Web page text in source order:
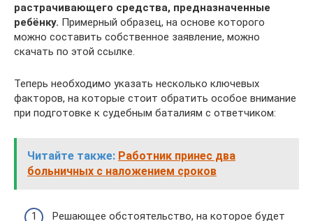
растрачивающего средства, предназначенные
ребёнку. Примерный образец, на основе которого
можно составить собственное заявление, можно
скачать по этой ссылке.
Теперь необходимо указать несколько ключевых
факторов, на которые стоит обратить особое внимание
при подготовке к судебным баталиям с ответчиком:
Читайте также: Работник принес два
больничных с наложением сроков
Решающее обстоятельство, на которое будет